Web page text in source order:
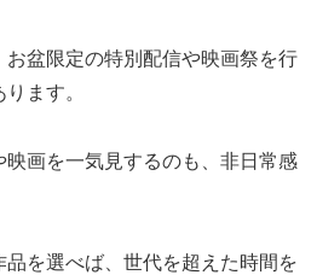
盆限定の特別配信や映画祭を行
ます。
画を一気見するのも、非日常感
を選べば、世代を超えた時間を